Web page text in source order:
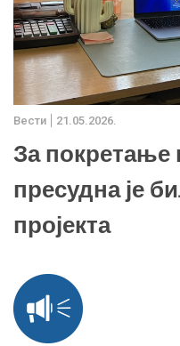
Вести 21.05.2026.
За покретање
пресудна је
пројекта